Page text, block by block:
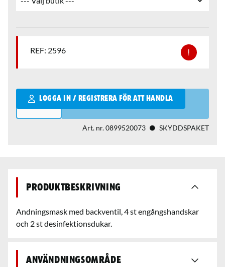
REF: 2596
LOGGA IN / REGISTRERA FÖR ATT HANDLA
Qantity
Art. nr.0899520073 SKYDDSPAKET
Produktbeskrivning
Andningsmask med backventil, 4 st engångshandskar
och 2 st desinfektionsdukar.
Användningsområde